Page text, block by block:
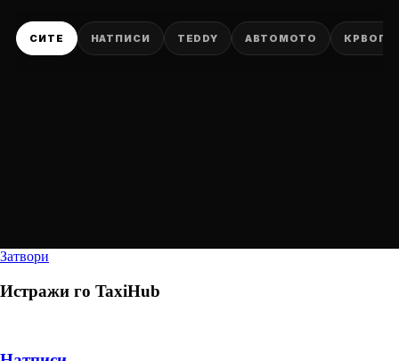
СИТЕ НАТПИСИ TEDDY АВТОМОТО
Затвори
Истражи го TaxiHub